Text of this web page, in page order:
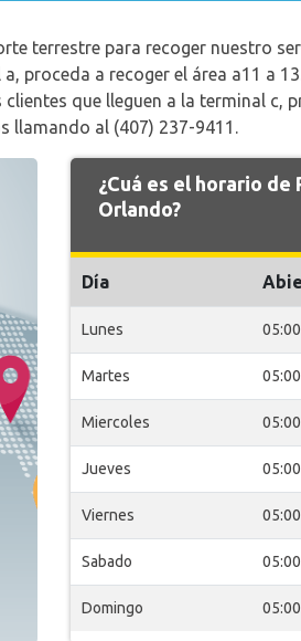
terrestre para recoger nuestro
proceda a recoger el área a11 a
que lleguen a la terminal c,
llamando al (407) 237-9411.
¿Cuá es el horario de
Orlando?
Día
Lunes 05:00
Martes 05:00
Miercoles 05:00
Jueves 05:00
Viernes 05:00
Sabado 05:00
Domingo 05:00